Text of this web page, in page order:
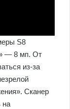
S8
— 8 мп. От
из-за
Сканер
на